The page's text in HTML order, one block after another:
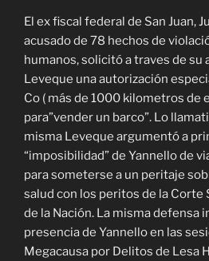
El ex fiscal federal de San Juan,
acusado de 78 hechos de
humanos, solicitó a traves de su
Leveque una autorización
Co ( más de 1000 kilometros de
para”vender un barco”. Lo
misma Leveque argumentó a
“imposibilidad” de Yannello de
para someterse a un peritaje
salud con los peritos de la Corte
de la Nación. La misma defensa
presencia de Yannello en las
Megacausa por Delitos de Lesa